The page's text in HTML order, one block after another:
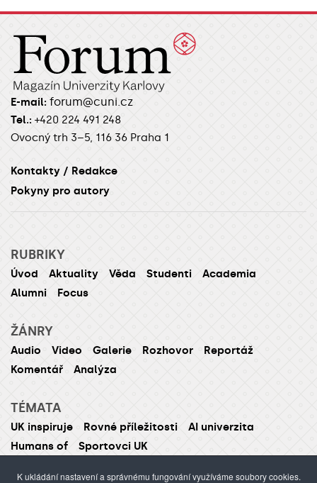
E-mail: forum@cuni.cz
Tel.: +420 224 491 248
Ovocný trh 3–5, 116 36 Praha 1
Kontakty / Redakce
Pokyny pro autory
RUBRIKY
Úvod Aktuality Věda Studenti
Academia
Alumni
Focus
ŽÁNRY
Audio Video Galerie Rozhovor
Reportáž
Komentář
Analýza
TÉMATA
UK inspiruje Rovné příležitosti
AI univerzita
Humans of
Sportovci UK
K ukládání nastavení a správnému fungování využíváme soubory cookies.